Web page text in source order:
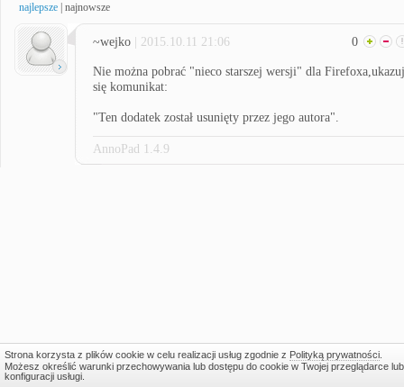
najlepsze najnowsze
~wejko | 2015.10.11 21:06 0
Nie można pobrać "nieco starszej wersji" dla
się komunikat:
"Ten dodatek został usunięty przez jego autora".
AnnoPad 1.4.9
Strona korzysta z plików cookie w celu realizacji usług zgodnie z Polityką prywatności.
Możesz określić warunki przechowywania lub dostępu do cookie w Twojej przeglądarce lub
konfiguracji usługi.